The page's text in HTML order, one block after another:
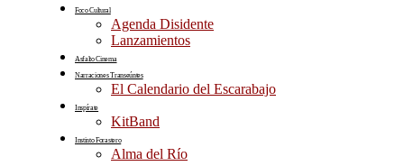
Foco Cultural
Agenda Disidente
Lanzamientos
Asfalto Cinema
Narraciones Transeúntes
El Calendario del Escarabajo
Inspírate
KitBand
Instinto Forastero
Alma del Río